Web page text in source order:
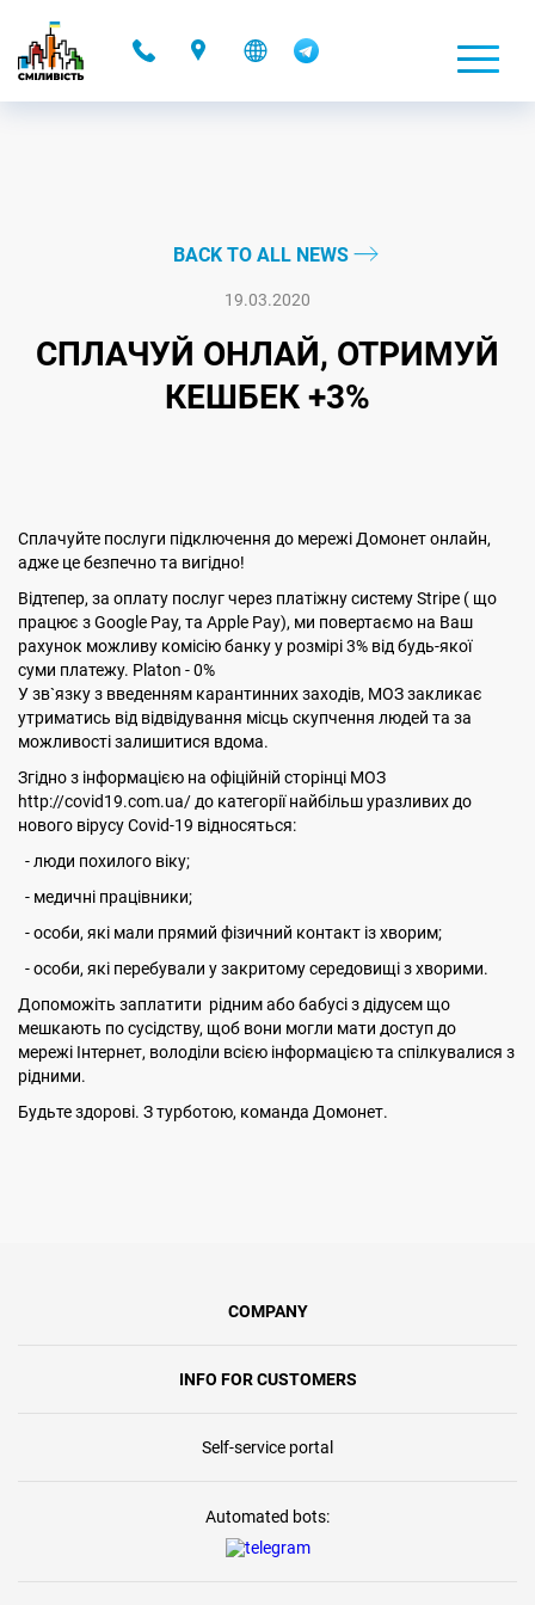
BACK TO ALL NEWS
19.03.2020
СПЛАЧУЙ ОНЛАЙ, ОТРИМУЙ
КЕШБЕК +3%
Сплачуйте послуги підключення до мережі Домонет онлайн,
адже це безпечно та вигідно!
Відтепер, за оплату послуг через платіжну систему Stripe ( що
працює з Google Pay, та Apple Pay), ми повертаємо на Ваш
рахунок можливу комісію банку у розмірі 3% від будь-якої
суми платежу. Platon - 0%
У зв`язку з введенням карантинних заходів, МОЗ закликає
утриматись від відвідування місць скупчення людей та за
можливості залишитися вдома.
Згідно з інформацією на офіційній сторінці МОЗ
http://covid19.com.ua/ до категорії найбільш уразливих до
нового вірусу Covid-19 відносяться:
- люди похилого віку;
- медичні працівники;
- особи, які мали прямий фізичний контакт із хворим;
- особи, які перебували у закритому середовищі з хворими.
Допоможіть заплатити рідним або бабусі з дідусем що
мешкають по сусідству, щоб вони могли мати доступ до
мережі Інтернет, володіли всією інформацією та спілкувалися з
рідними.
Будьте здорові. З турботою, команда Домонет.
COMPANY
INFO FOR CUSTOMERS
Self-service portal
Automated bots: